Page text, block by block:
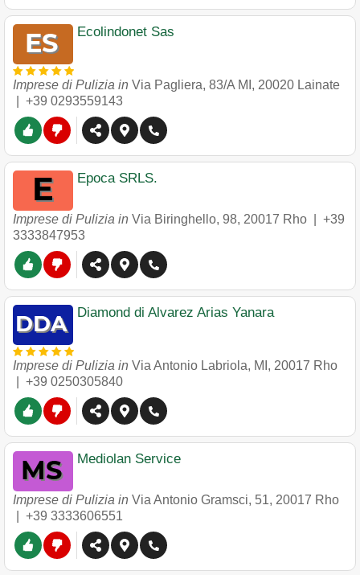
Ecolindonet Sas
Imprese di Pulizia in Via Pagliera, 83/A MI , 20020 Lainate
+39 0293559143
Epoca SRLS.
Imprese di Pulizia in Via Biringhello, 98, 20017 Rho
+39
3333847953
Diamond di Alvarez Arias Yanara
Imprese di Pulizia in Via Antonio Labriola, MI , 20017 Rho
+39 0250305840
Mediolan Service
Imprese di Pulizia in Via Antonio Gramsci, 51, 20017 Rho
+39 3333606551